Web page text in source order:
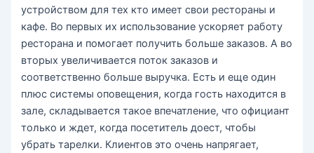
устройством для тех кто имеет свои рестораны и
кафе. Во первых их использование ускоряет работу
ресторана и помогает получить больше заказов. А во
вторых увеличивается поток заказов и
соответственно больше выручка. Есть и еще один
плюс системы оповещения, когда гость находится в
зале, складывается такое впечатление, что официант
только и ждет, когда посетитель доест, чтобы
убрать тарелки. Клиентов это очень напрягает,